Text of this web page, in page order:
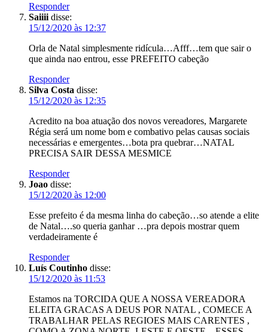
Responder
Saiiii disse:
15/12/2020 às 12:37
Orla de Natal simplesmente ridícula…Afff…tem que sair o
que ainda nao entrou, esse PREFEITO cabeção
Responder
Silva Costa disse:
15/12/2020 às 12:35
Acredito na boa atuação dos novos vereadores, Margarete
Régia será um nome bom e combativo pelas causas sociais
necessárias e emergentes…bota pra quebrar…NATAL
PRECISA SAIR DESSA MESMICE
Responder
Joao disse:
15/12/2020 às 12:00
Esse prefeito é da mesma linha do cabeção…so atende a elite
de Natal….so queria ganhar …pra depois mostrar quem
verdadeiramente é
Responder
Luís Coutinho disse:
15/12/2020 às 11:53
Estamos na TORCIDA QUE A NOSSA VEREADORA
ELEITA GRACAS A DEUS POR NATAL , COMECE A
TRABALHAR PELAS REGIOES MAIS CARENTES ,